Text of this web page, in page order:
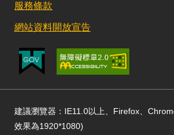
服務條款
網站資料開放宣告
建議瀏覽器：IE11.0以上、Firefox、
效果為1920*1080)